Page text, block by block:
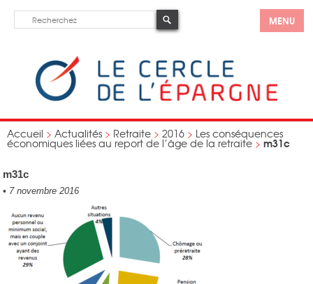
MENU
Accueil > Actualités > Retraite > 2016 > Les conséquences
économiques liées au report de l’âge de la retraite > m31c
m31c
• 7 novembre 2016